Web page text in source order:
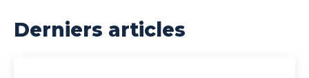
Derniers articles